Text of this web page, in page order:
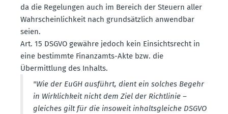
da die Regelungen auch im Bereich der Steuern aller
Wahrschein­lichkeit nach grund­sätzlich anwendbar
seien.
Art. 15 DSGVO gewähre jedoch kein Einsichts­recht in
eine bestimmte Finanzamts-Akte bzw. die
Übermittlung des Inhalts.
"Wie der EuGH ausführt, dient ein solches Begehr
in Wirklichkeit nicht dem Ziel der Richt­linie –
gleiches gilt für die insoweit inhalts­gleiche DSGVO